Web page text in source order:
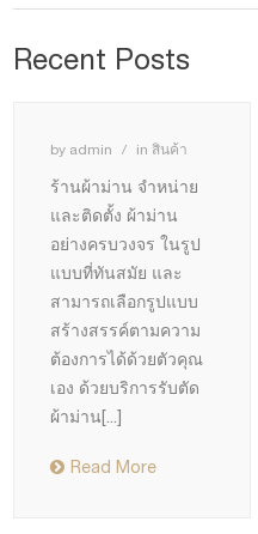
Recent Posts
by admin in สินค้า
ร้านผ้าม่าน จำหน่าย
และติดตั้ง ผ้าม่าน
อย่างครบวงจร ในรูป
แบบที่ทันสมัย และ
สามารถเลือกรูปแบบ
สร้างสรรค์ตามความ
ต้องการได้ด้วยตัวคุณ
เอง ด้วยบริการรับตัด
ผ้าม่าน[...]
Read More